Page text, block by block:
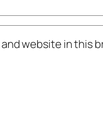
and website in this